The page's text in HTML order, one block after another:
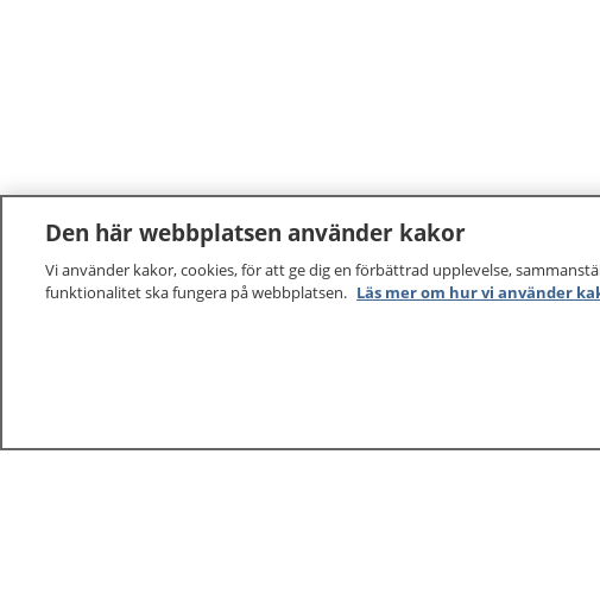
Den här webbplatsen använder kakor
Vi använder kakor, cookies, för att ge dig en förbättrad upplevelse,
funktionalitet ska fungera på webbplatsen. Läs mer om hur vi använder